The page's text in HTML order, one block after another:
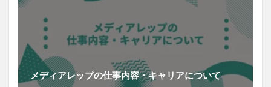
メディアレップの仕事内容・キャリアについて